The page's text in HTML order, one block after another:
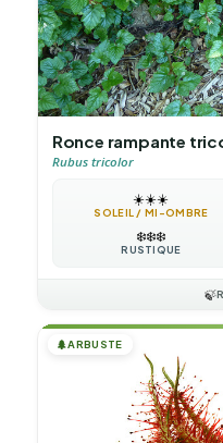
Ronce rampante
Rubus tricolor
☀️☀️☀️
SOLEIL / MI-OMBRE
❄️❄️❄️
RUSTIQUE
🍃
🌲ARBUSTE